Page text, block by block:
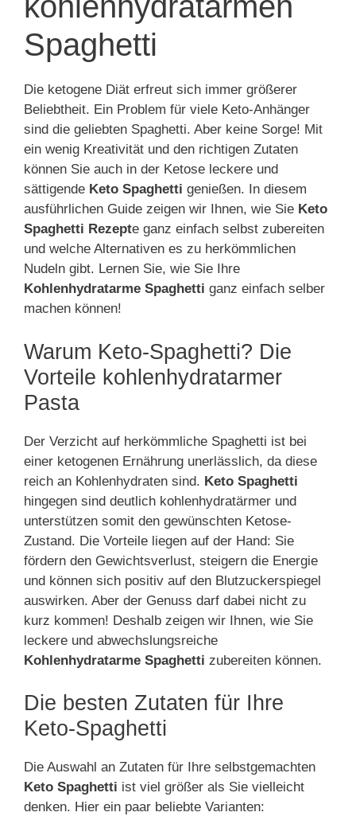
Spaghetti
Die ketogene Diät erfreut sich immer größerer
Beliebtheit. Ein Problem für viele Keto-Anhänger
sind die geliebten Spaghetti. Aber keine Sorge! Mit
ein wenig Kreativität und den richtigen Zutaten
können Sie auch in der Ketose leckere und
sättigende Keto Spaghetti genießen. In diesem
ausführlichen Guide zeigen wir Ihnen, wie Sie Keto
Spaghetti Rezepte ganz einfach selbst zubereiten
und welche Alternativen es zu herkömmlichen
Nudeln gibt. Lernen Sie, wie Sie Ihre
Kohlenhydratarme Spaghetti ganz einfach selber
machen können!
Warum Keto-Spaghetti? Die
Vorteile kohlenhydratarmer
Pasta
Der Verzicht auf herkömmliche Spaghetti ist bei
einer ketogenen Ernährung unerlässlich, da diese
reich an Kohlenhydraten sind. Keto Spaghetti
hingegen sind deutlich kohlenhydratärmer und
unterstützen somit den gewünschten Ketose-
Zustand. Die Vorteile liegen auf der Hand: Sie
fördern den Gewichtsverlust, steigern die Energie
und können sich positiv auf den Blutzuckerspiegel
auswirken. Aber der Genuss darf dabei nicht zu
kurz kommen! Deshalb zeigen wir Ihnen, wie Sie
leckere und abwechslungsreiche
Kohlenhydratarme Spaghetti zubereiten können.
Die besten Zutaten für Ihre
Keto-Spaghetti
Die Auswahl an Zutaten für Ihre selbstgemachten
Keto Spaghetti ist viel größer als Sie vielleicht
denken. Hier ein paar beliebte Varianten: